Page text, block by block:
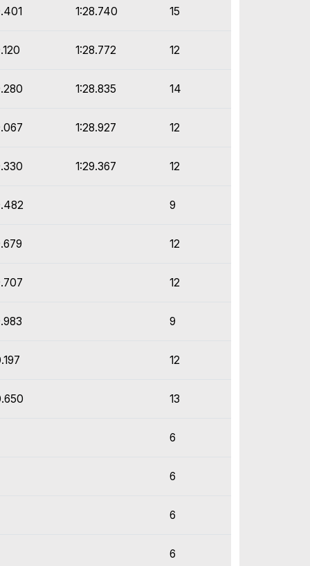
1:28.740 15
1:28.772 12
1:28.835 14
1:28.927 12
1:29.367 12
9
12
12
9
12
13
6
6
6
6